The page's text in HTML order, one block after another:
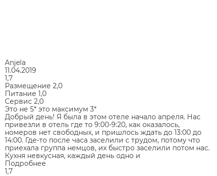
Anjela
11.04.2019
1,7
Размещение 2,0
Питание 1,0
Сервис 2,0
Это не 5* это максимум 3*
Добрый день! Я была в этом отеле начало апреля. Нас
привезли в отель где то 9:00-9:20, как оказалось,
номеров нет свободных, и пришлось ждать до 13:00 до
14:00. Где-то после часа заселили с трудом, потому что
приехала группа немцов, их быстро заселили потом нас.
Кухня невкусная, каждый день одно и
Подробнее
1,7